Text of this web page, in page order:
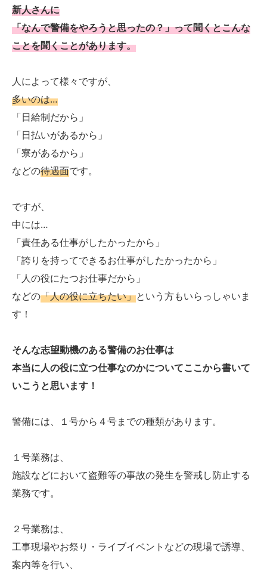
新人さんに
「なんで警備をやろうと思ったの？」って聞くとこんな
ことを聞くことがあります。
人によって様々ですが、
多いのは…
「日給制だから」
「日払いがあるから」
「寮があるから」
などの待遇面です。
ですが、
中には…
「責任ある仕事がしたかったから」
「誇りを持ってできるお仕事がしたかったから」
「人の役にたつお仕事だから」
などの「人の役に立ちたい」という方もいらっしゃいま
す！
そんな志望動機のある警備のお仕事は
本当に人の役に立つ仕事なのかについてここから書いて
いこうと思います！
警備には、１号から４号までの種類があります。
１号業務は、
施設などにおいて盗難等の事故の発生を警戒し防止する
業務です。
２号業務は、
工事現場やお祭り・ライブイベントなどの現場で誘導、
案内等を行い、